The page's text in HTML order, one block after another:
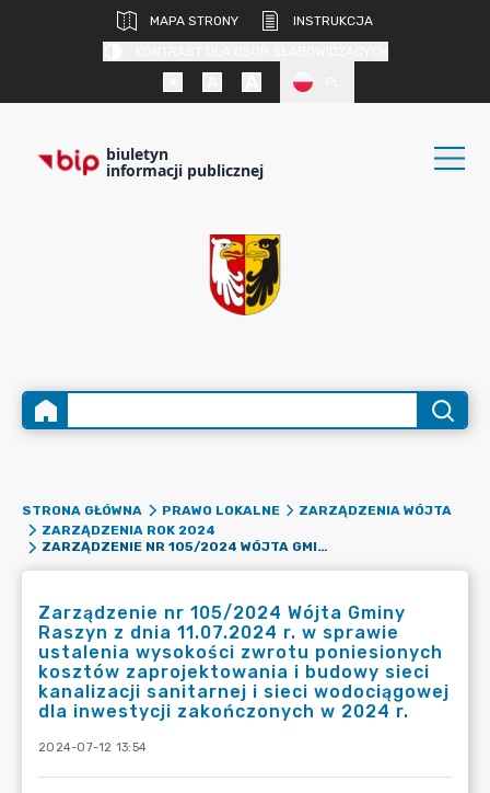
MAPA STRONY
INSTRUKCJA
biuletyn
informacji publicznej
STRONA GŁÓWNA PRAWO LOKALNE
ZARZĄDZENIA WÓJTA
ZARZĄDZENIA ROK 2024
ZARZĄDZENIE NR 105/2024 WÓJTA GMINY RASZYN Z DNIA 11.07.2024 R. W SPRAWIE USTALENIA WYSOKOŚCI ZWROTU PONIESIONYCH KOSZTÓW ZAPROJEKTOWANIA I BUDOWY SIECI KANALIZACJI SANITARNEJ I SIECI WODOCIĄGOWEJ DLA INWESTYCJI ZAKOŃCZONYCH W 2024 R.
Zarządzenie nr 105/2024 Wójta Gminy
Raszyn z dnia 11.07.2024 r. w sprawie
ustalenia wysokości zwrotu poniesionych
kosztów zaprojektowania i budowy sieci
kanalizacji sanitarnej i sieci wodociągowej
dla inwestycji zakończonych w 2024 r.
2024-07-12 13:54